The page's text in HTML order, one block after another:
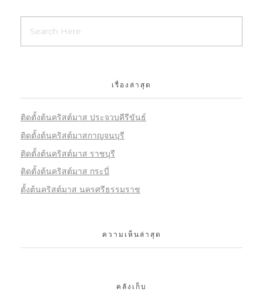
เรื่องล่าสุด
ติดตั้งต้นคริสต์มาส ประจวบคีรีขันธ์
ติดตั้งต้นคริสต์มาสกาญจนบุรี
ติดตั้งต้นคริสต์มาส ราชบุรี
ติดตั้งต้นคริสต์มาส กระบี่
ตั้งต้นคริสต์มาส นครศรีธรรมราช
ความเห็นล่าสุด
คลังเก็บ